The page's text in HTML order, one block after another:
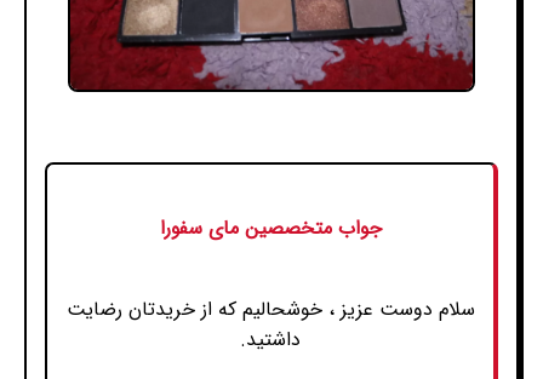
جواب متخصصین مای سفورا
سلام دوست عزیز ، خوشحالیم که از خریدتان رضایت
داشتید.